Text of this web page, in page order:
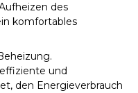
des
komfortables
und
den Energieverbrauch